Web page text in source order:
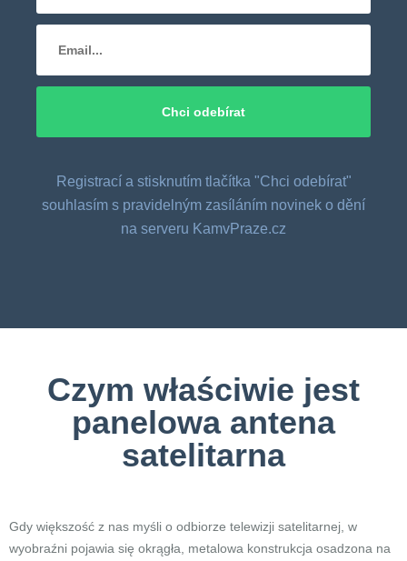
Registrací a stisknutím tlačítka "Chci odebírat"
souhlasím s pravidelným zasíláním novinek o dění
na serveru KamvPraze.cz
Czym właściwie jest
panelowa antena
satelitarna
Gdy większość z nas myśli o odbiorze telewizji satelitarnej, w
wyobraźni pojawia się okrągła, metalowa konstrukcja osadzona na